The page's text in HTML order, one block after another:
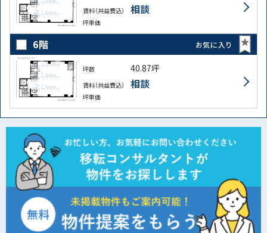
賃料（共益費込） 相談
坪単価
6階 お気に入り
坪数 40.87坪
賃料（共益費込） 相談
坪単価